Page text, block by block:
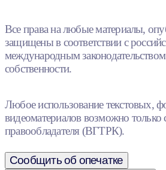
Все права на любые материалы,
защищены в соответствии с
международным
собственности.
Любое использование текстовых,
видеоматериалов возможно только
правообладателя (ВГТРК).
Сообщить об опечатке